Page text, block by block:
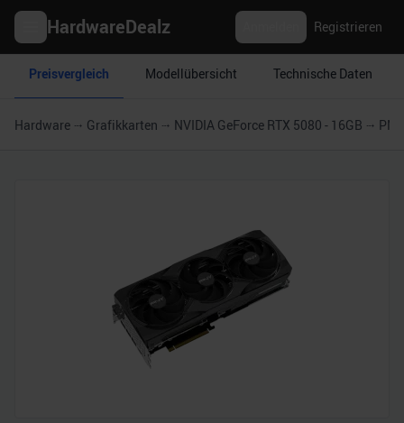
HardwareDealz Registrieren
Preisvergleich Modellübersicht Technische Daten
Hardware Grafikkarten NVIDIA GeForce RTX 5080 - 16GB